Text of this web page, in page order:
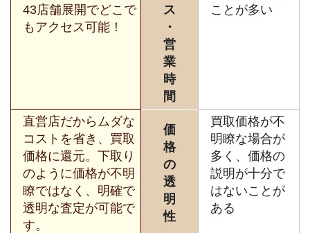
43店舗展開でどこで
もアクセス可能！
ス
・
営
業
時
間
ことが多い
直営店だからムダな
コストを省き、買取
価格に還元。下取り
のように価格が不明
瞭ではなく、明確で
透明な査定が可能で
す。
価
格
の
透
明
性
買取価格が不
明瞭な場合が
多く、価格の
説明が十分で
はないことが
ある